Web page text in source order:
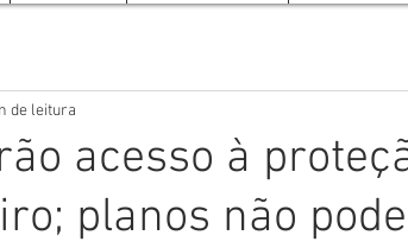
acesso à
planos não
de leitura